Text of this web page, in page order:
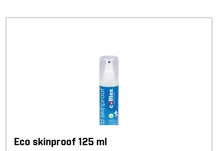
Eco skinproof 125 ml